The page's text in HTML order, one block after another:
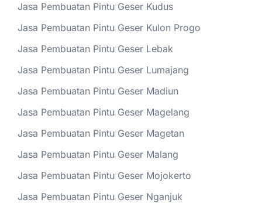
Jasa Pembuatan Pintu Geser Kudus
Jasa Pembuatan Pintu Geser Kulon Progo
Jasa Pembuatan Pintu Geser Lebak
Jasa Pembuatan Pintu Geser Lumajang
Jasa Pembuatan Pintu Geser Madiun
Jasa Pembuatan Pintu Geser Magelang
Jasa Pembuatan Pintu Geser Magetan
Jasa Pembuatan Pintu Geser Malang
Jasa Pembuatan Pintu Geser Mojokerto
Jasa Pembuatan Pintu Geser Nganjuk